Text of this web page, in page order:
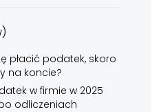
płacić podatek, skoro
na koncie?
w firmie w 2025
odliczeniach